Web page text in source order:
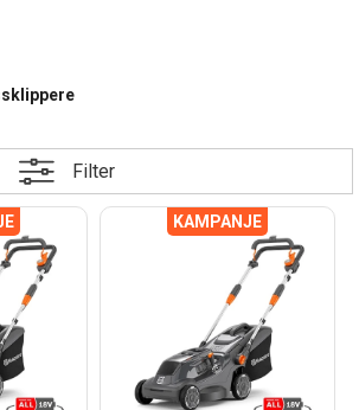
gressklippere
tradisjonelle gressklipperen der du går
kan du være trygg på at vi har flere solide
og profesjonelt bruk. Blant typen “gå
bensin, batteridrevet gressklipper,
med elektrisk kabel. Er det heller en rider
tenke deg, har vi flere typer å velge
og med et bredt utvalg funksjoner.
gressklipper bør
Filter